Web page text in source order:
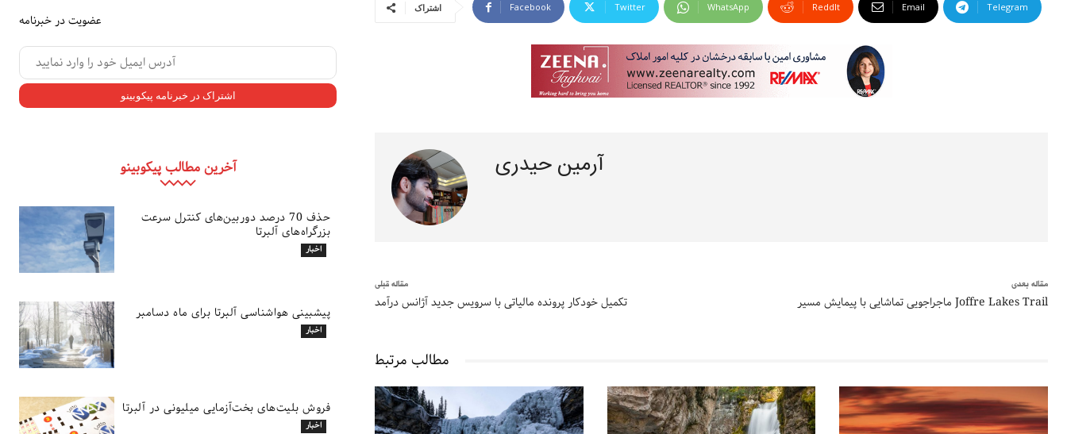
عضویت در خبرنامه
آخرین مطالب پیکوبینو
حذف 70 درصد دوربین‌های کنترل سرعت
بزرگراه‌های آلبرتا
اخبار
پیشبینی هواشناسی آلبرتا برای ماه دسامبر
اخبار
فروش بلیت‌های بخت‌آزمایی میلیونی در آلبرتا
اخبار
اشتراک Facebook Twitter WhatsApp ReddIt Email Telegram
آرمین حیدری
مقاله قبلی
تکمیل خودکار پرونده مالیاتی با سرویس جدید آژانس درآمد
مقاله بعدی
ماجراجویی تماشایی با پیمایش مسیر Joffre Lakes Trail
مطالب مرتبط